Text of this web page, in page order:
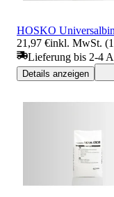
HOSKO
21,97 €inkl. MwSt.
Lieferung bis 2-4
Details anzeigen